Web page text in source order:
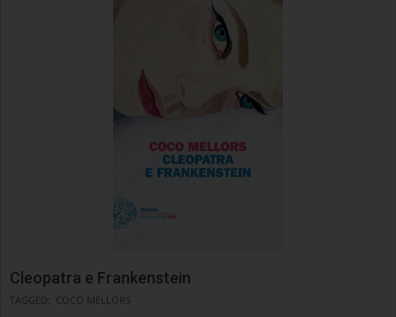
Cleopatra e Frankenstein
TAGGED: COCO MELLORS